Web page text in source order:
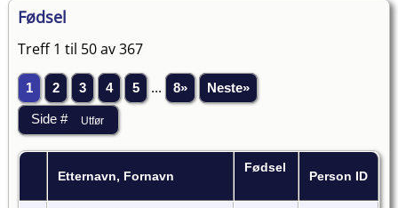
Fødsel
Treff 1 til 50 av 367
1 2 3 4 5 ... 8» Neste»
Etternavn, Fornavn
Fødsel
Person ID